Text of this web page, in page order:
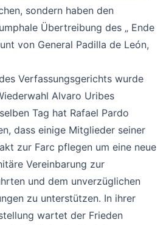
sondern haben den
Übertreibung des „ Ende
von General Padilla de León,
Verfassungsgerichts wurde
Alvaro Uribes
Tag hat Rafael Pardo
dass einige Mitglieder seiner
zur Farc pflegen um eine neue
Vereinbarung zur
und dem unverzüglichen
zu unterstützen. In ihrer
wartet der Frieden